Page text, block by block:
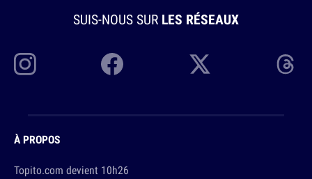
SUIS-NOUS SUR LES RÉSEAUX
À PROPOS
Topito.com devient 10h26